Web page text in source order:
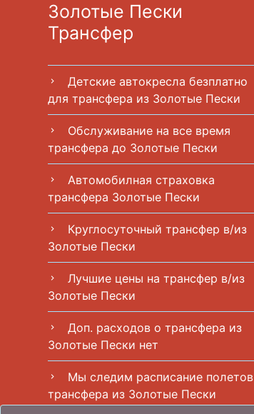
Золотые Пески
Трансфер
chevron_right
Детские автокресла безплатно
для трансфера из Золотые Пески
chevron_right
Обслуживание на все время
трансфера до Золотые Пески
chevron_right
Автомобилная страховка
трансфера Золотые Пески
chevron_right
Круглосуточный трансфер в/из
Золотые Пески
chevron_right
Лучшие цены на трансфер в/из
Золотые Пески
chevron_right
Доп. расходов о трансфера из
Золотые Пески нет
chevron_right
Мы следим расписание полетов
трансфера из Золотые Пески